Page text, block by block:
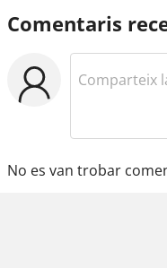
Comentaris
No es van trobar